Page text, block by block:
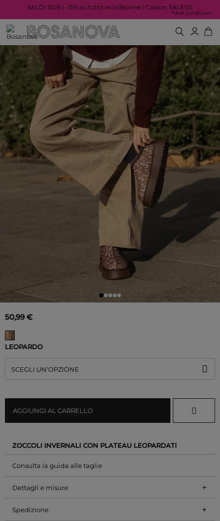
SALDI SS26 | -15% su tutta la collezione | Codice: SALES15
*Vedi Condizioni
50,99 €
LEOPARDO
SCEGLI UN'OPZIONE
AGGIUNGI AL CARRELLO
ZOCCOLI INVERNALI CON PLATEAU LEOPARDATI
Consulta la guida alle taglie
Dettagli e misure +
Spedizione +